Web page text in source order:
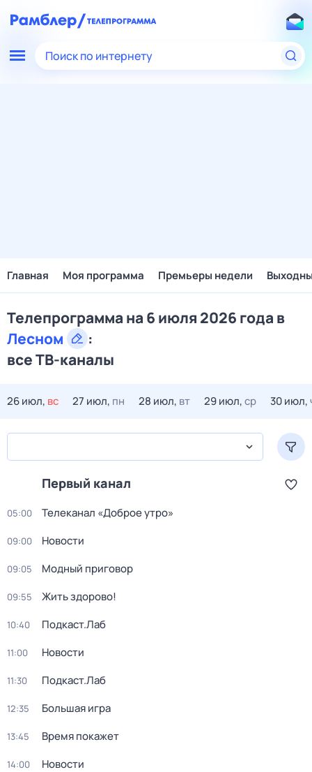
Поиск по интернету
Главная Моя программа Премьеры недели
Телепрограмма на 6 июля 2026 года в
Лесном
:
все ТВ-каналы
26 июл, вс 27 июл, пн 28 июл, вт 29 июл,ср 30 июл,
Первый канал
05:00 Телеканал «Доброе утро»
09:00 Новости
09:05 Модный приговор
09:55 Жить здорово!
10:40 Подкаст.Лаб
11:00 Новости
11:30 Подкаст.Лаб
12:35 Большая игра
13:45 Время покажет
14:00 Новости